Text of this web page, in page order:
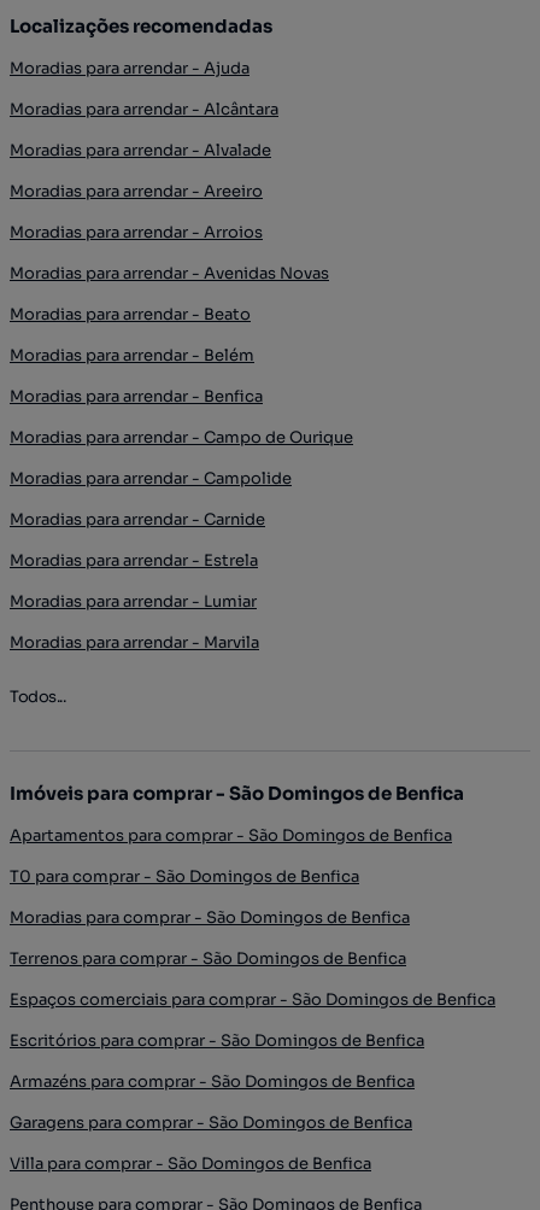
Localizações recomendadas
Moradias para arrendar - Ajuda
Moradias para arrendar - Alcântara
Moradias para arrendar - Alvalade
Moradias para arrendar - Areeiro
Moradias para arrendar - Arroios
Moradias para arrendar - Avenidas Novas
Moradias para arrendar - Beato
Moradias para arrendar - Belém
Moradias para arrendar - Benfica
Moradias para arrendar - Campo de Ourique
Moradias para arrendar - Campolide
Moradias para arrendar - Carnide
Moradias para arrendar - Estrela
Moradias para arrendar - Lumiar
Moradias para arrendar - Marvila
Todos...
Imóveis para comprar - São Domingos de Benfica
Apartamentos para comprar - São Domingos de Benfica
T0 para comprar - São Domingos de Benfica
Moradias para comprar - São Domingos de Benfica
Terrenos para comprar - São Domingos de Benfica
Espaços comerciais para comprar - São Domingos de Benfica
Escritórios para comprar - São Domingos de Benfica
Armazéns para comprar - São Domingos de Benfica
Garagens para comprar - São Domingos de Benfica
Villa para comprar - São Domingos de Benfica
Penthouse para comprar - São Domingos de Benfica